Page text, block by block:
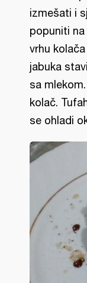
izmešati i
popuniti
vrhu
jabuka
sa
kolač.
se ohladi